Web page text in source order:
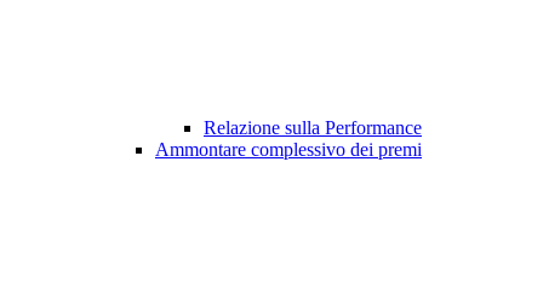
Relazione sulla Performance
Ammontare complessivo dei premi